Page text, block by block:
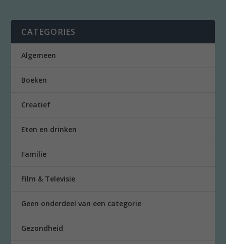
CATEGORIES
Algemeen
Boeken
Creatief
Eten en drinken
Familie
Film & Televisie
Geen onderdeel van een categorie
Gezondheid